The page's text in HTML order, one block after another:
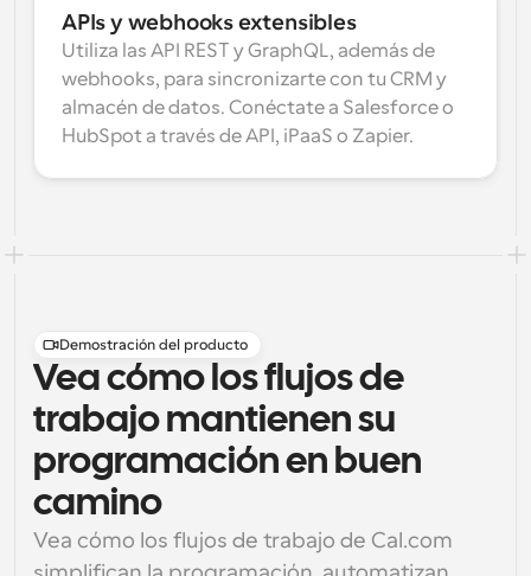
APIs y webhooks extensibles
Utiliza las API REST y GraphQL, además de
webhooks, para sincronizarte con tu CRM y
almacén de datos. Conéctate a Salesforce o
HubSpot a través de API, iPaaS o Zapier.
Demostración del producto
Vea cómo los flujos de
trabajo mantienen su
programación en buen
camino
Vea cómo los flujos de trabajo de Cal.com